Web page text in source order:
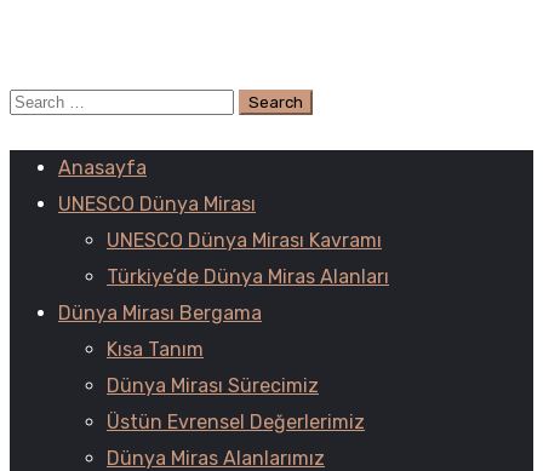
Anasayfa
UNESCO Dünya Mirası
UNESCO Dünya Mirası Kavramı
Türkiye’de Dünya Miras Alanları
Dünya Mirası Bergama
Kısa Tanım
Dünya Mirası Sürecimiz
Üstün Evrensel Değerlerimiz
Dünya Miras Alanlarımız